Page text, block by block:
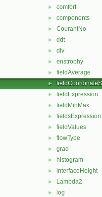
► comfort
► components
► CourantNo
► ddt
► div
► enstrophy
► fieldAverage
►
► fieldExpression
► fieldMinMax
► fieldsExpression
► fieldValues
► flowType
► grad
► histogram
► interfaceHeight
► Lambda2
► log